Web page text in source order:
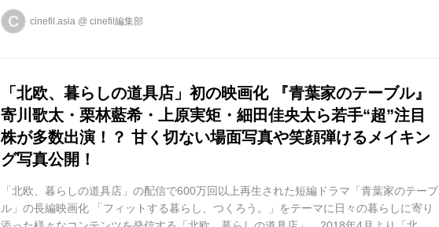
から引き続き、ドラマ「半沢直樹」、「にじいろカルテ」への出演も話題となり、後期
連続テレビ小説「カムカムエヴリバディ」も控えている西田尚美が主人公の青葉春子を
C cinefil.asia @ cinefil編集部
「北欧、暮らしの道具店」初の映画化 『青葉家のテーブル』
寄川歌太・栗林藍希・上原実矩・細田佳央太ら若手“超”注目
株が多数出演！？ 甘く切ない場面写真や笑顔弾けるメイキン
グ写真公開！
「北欧、暮らしの道具店」の配信で600万回以上再生された短編ドラマ「青葉家のテーブ
ル」の長編映画化 「フィットする暮らし、つくろう。」をテーマに日々の暮らしに寄り